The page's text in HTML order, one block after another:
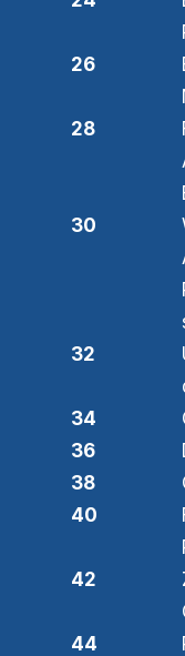
26
28
30
32
34
36
38
40
42
44